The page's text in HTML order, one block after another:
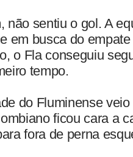
não sentiu o gol. A
em busca do
o Fla conseguiu
tempo.
do Fluminense
ficou cara a
fora de perna